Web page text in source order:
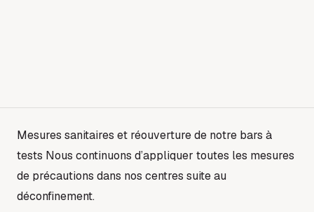
Mesures sanitaires et réouverture de notre bars à
tests Nous continuons d’appliquer toutes les mesures
de précautions dans nos centres suite au
déconfinement.